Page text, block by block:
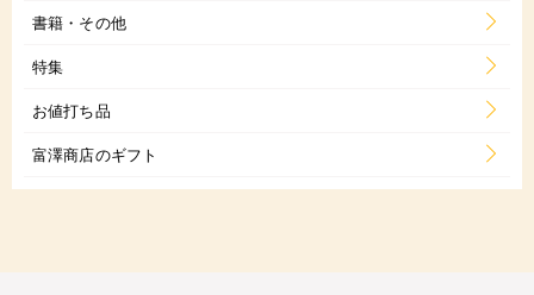
書籍・その他
特集
お値打ち品
富澤商店のギフト